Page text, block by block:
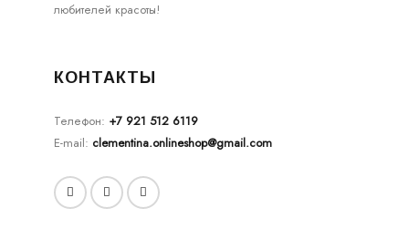
любителей красоты!
КОНТАКТЫ
Телефон: +7 921 512 6119
E-mail: clementina.onlineshop@gmail.com